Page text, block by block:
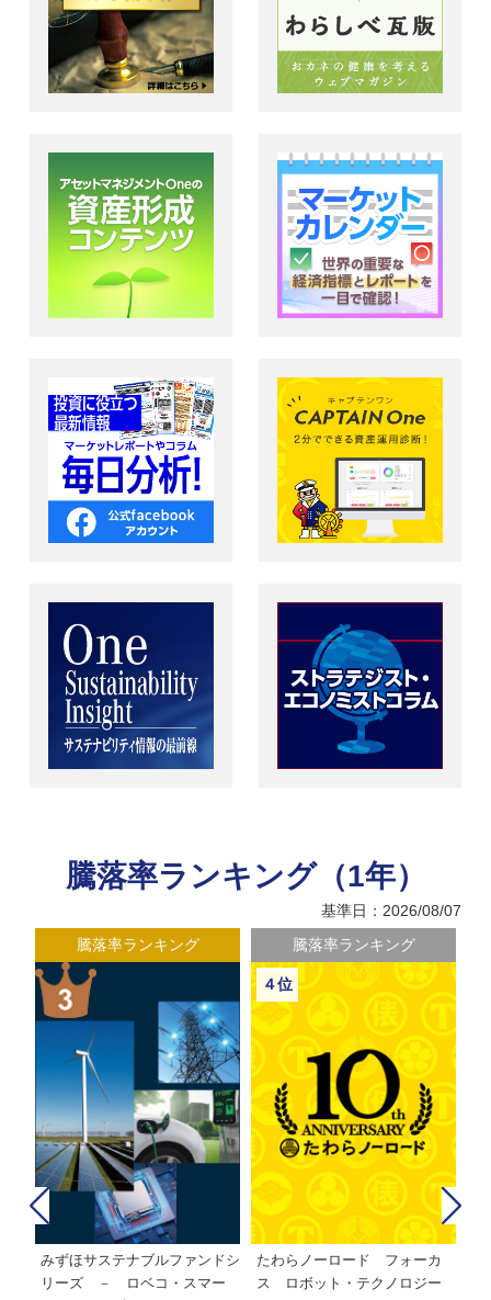
騰落率ランキング（1年）
基準日：2026/08/07
騰落率ランキング
みずほサステナブルファンドシ
リーズ － ロベコ・スマー
騰落率ランキング
４位
たわらノーロード フォーカ
ス ロボット・テクノロジー